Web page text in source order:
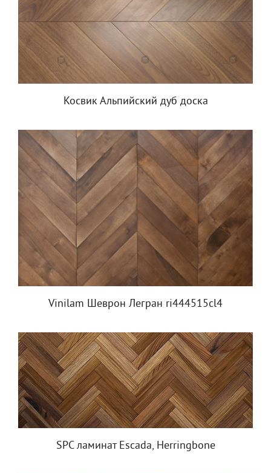
Косвик Альпийский дуб доска
Vinilam Шеврон Легран ri444515cl4
SPC ламинат Escada, Herringbone